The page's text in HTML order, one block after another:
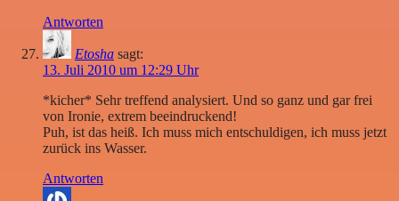
Antworten
Etosha sagt:
13. Juli 2010 um 12:29 Uhr
*kicher* Sehr treffend analysiert. Und so ganz und gar frei
von Ironie, extrem beeindruckend!
Puh, ist das heiß. Ich muss mich entschuldigen, ich muss jetzt
zurück ins Wasser.
Antworten